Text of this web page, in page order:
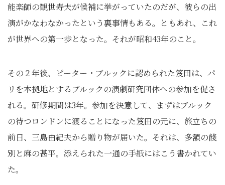
能楽師の観世寿夫が候補に挙がっていたのだが、彼らの出
演がかなわなかったという裏事情もある。ともあれ、これ
が世界への第一歩となった。それが昭和43年のこと。
その２年後、ピーター・ブルックに認められた笈田は、パ
リを本拠地とするブルックの演劇研究団体への参加を促さ
れる。研修期間は3年。参加を決意して、まずはブルック
の待つロンドンに渡ることになった笈田の元に、旅立ちの
前日、三島由紀夫から贈り物が届いた。それは、多額の餞
別と麻の甚平。添えられた一通の手紙にはこう書かれてい
た。